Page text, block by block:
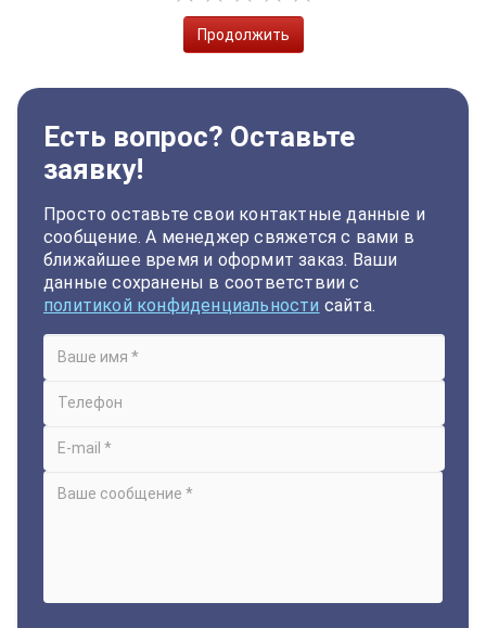
Продолжить
Есть вопрос? Оставьте
заявку!
Просто оставьте свои контактные данные и
сообщение. А менеджер свяжется с вами в
ближайшее время и оформит заказ. Ваши
данные сохранены в соответствии с
политикой конфиденциальности сайта.